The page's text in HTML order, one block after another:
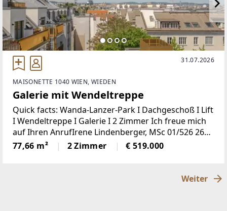
31.07.2026
MAISONETTE 1040 WIEN, WIEDEN
Galerie mit Wendeltreppe
Quick facts: Wanda-Lanzer-Park I Dachgeschoß I Lift
I Wendeltreppe I Galerie I 2 Zimmer Ich freue mich
auf Ihren AnrufIrene Lindenberger, MSc 01/526 26
36 In einer ruhigen Gasse gelegen, gegenüber vom
Park, befindet sich
77,66 m² 2 Zimmer € 519.000
Weiter